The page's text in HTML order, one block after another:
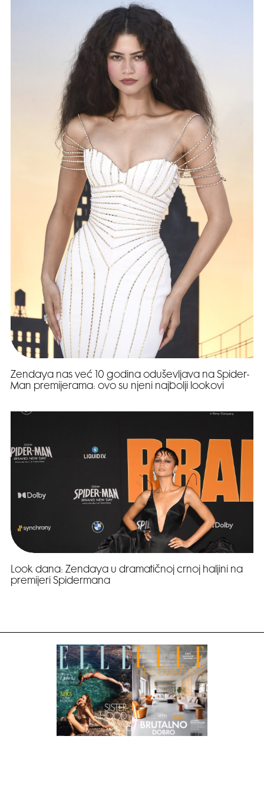
Zendaya nas već 10 godina oduševljava na Spider-
Man premijerama: ovo su njeni najbolji lookovi
Look dana: Zendaya u dramatičnoj crnoj haljini na
premijeri Spidermana